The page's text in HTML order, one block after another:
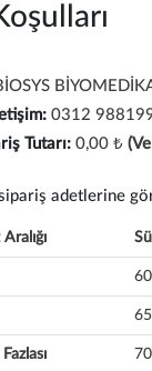
0312
Tutarı: 0,00 ₺
adetlerine